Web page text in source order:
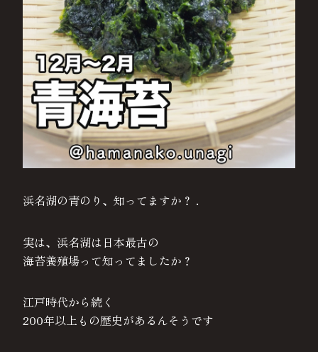
浜名湖の青のり、知ってますか？ .
実は、浜名湖は日本最古の
海苔養殖場って知ってましたか？
江戸時代から続く
200年以上もの歴史があるんそうです